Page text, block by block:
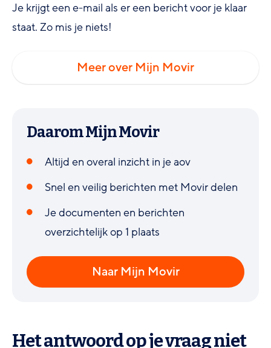
Je krijgt een e-mail als er een bericht voor je klaar
staat. Zo mis je niets!
Meer over Mijn Movir
Daarom Mijn Movir
Altijd en overal inzicht in je aov
Snel en veilig berichten met Movir delen
Je documenten en berichten
overzichtelijk op 1 plaats
Naar Mijn Movir
Het antwoord op je vraag niet